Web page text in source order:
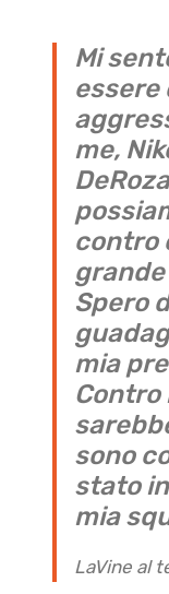
Mi
me,
contro
Spero
mia
Contro
sono
stato
mia
LaVine al